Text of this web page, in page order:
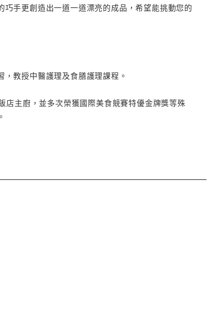
手更創造出一道一道漂亮的成品，希望能挑動您的
教授中醫護理及食膳護理課程。
主廚，並多次榮獲國際美食競賽特優金牌獎等殊